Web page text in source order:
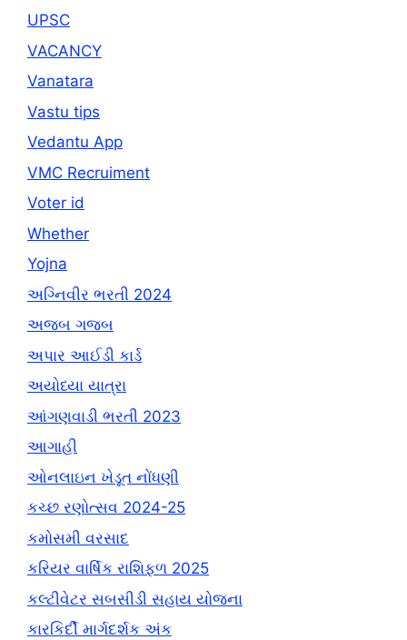
UPSC
VACANCY
Vanatara
Vastu tips
Vedantu App
VMC Recruiment
Voter id
Whether
Yojna
અગ્નિવીર ભરતી 2024
અજબ ગજબ
અપાર આઈડી કાર્ડ
અયોધ્યા યાત્રા
આંગણવાડી ભરતી 2023
આગાહી
ઓનલાઇન ખેડૂત નોંધણી
કચ્છ રણોત્સવ 2024-25
કમોસમી વરસાદ
કરિયર વાર્ષિક રાશિફળ 2025
કલ્ટીવેટર સબસીડી સહાય યોજના
કારકિર્દી માર્ગદર્શક અંક